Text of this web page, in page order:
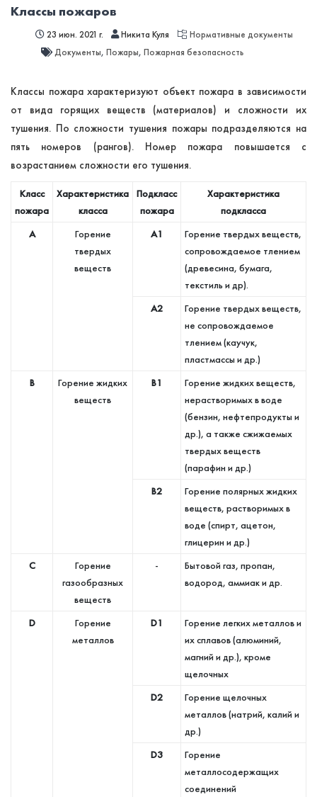
Классы пожаров
23 июн. 2021 г. Никита Куля
Нормативные документы
Документы, Пожары, Пожарная безопасность
Классы пожара характеризуют объект пожара в зависимости
от вида горящих веществ (материалов) и сложности их
тушения. По сложности тушения пожары подразделяются на
пять номеров (рангов). Номер пожара повышается с
возрастанием сложности его тушения.
Класс
пожара
Характеристика
класса
Подкласс
пожара
Характеристика
подкласса
A
Горение
твердых
веществ
А1
Горение твердых веществ,
сопровождаемое тлением
(древесина, бумага,
текстиль и др).
А2
Горение твердых веществ,
не сопровождаемое
тлением (каучук,
пластмассы и др.)
B
Горение жидких
веществ
В1
Горение жидких веществ,
нерастворимых в воде
(бензин, нефтепродукты и
др.), а также сжижаемых
твердых веществ
(парафин и др.)
В2
Горение полярных жидких
веществ, растворимых в
воде (спирт, ацетон,
глицерин и др.)
C
Горение
газообразных
веществ
-
Бытовой газ, пропан,
водород, аммиак и др.
D
Горение
металлов
D1
Горение легких металлов и
их сплавов (алюминий,
магний и др.), кроме
щелочных
D2
Горение щелочных
металлов (натрий, калий и
др.)
D3
Горение
металлосодержащих
соединений